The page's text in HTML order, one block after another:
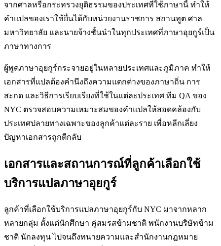
จากศาลหรือกระทรวงยุติธรรมของประเทศที่ใช้ภาษานี้ ทำให้
คำแปลของเราใช้ยื่นได้กับหน่วยงานราชการ สถานทูต ศาล
มหาวิทยาลัย และนายจ้างชั้นนำในทุกประเทศที่ภาษาอุยกูร์เป็น
ภาษาทางการ
ผู้พูดภาษาอุยกูร์กระจายอยู่ในหลายประเทศและภูมิภาค ทำให้
เอกสารที่แปลต้องคำนึงถึงความแตกต่างของภาษาถิ่น การ
สะกด และวิธีการเรียบเรียงที่ใช้ในแต่ละประเทศ ทีม QA ของ
NYC ตรวจสอบความเหมาะสมของคำแปลให้สอดคล้องกับ
ประเทศปลายทางเฉพาะของลูกค้าแต่ละราย เพื่อหลีกเลี่ยง
ปัญหาเอกสารถูกตีกลับ
เอกสารและสถานการณ์ที่ลูกค้าเลือกใช้
บริการแปลภาษาอุยกูร์
ลูกค้าที่เลือกใช้บริการแปลภาษาอุยกูร์กับ NYC มาจากหลาก
หลายกลุ่ม ตั้งแต่นักศึกษา คู่สมรสข้ามชาติ พนักงานบริษัทข้าม
ชาติ นักลงทุน ไปจนถึงทนายความและสำนักงานกฎหมาย